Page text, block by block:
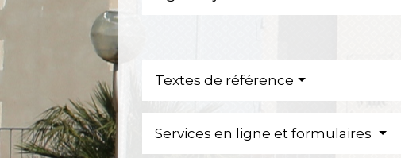
Textes de référence
Services en ligne et formulaires